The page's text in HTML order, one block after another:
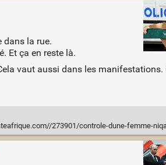
dans la rue.
Et ça en reste là.
vaut aussi dans les manifestations.
273901/controle-dune-femme-niqab-